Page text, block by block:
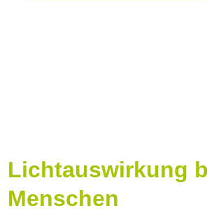
Lichtauswirkung
Menschen